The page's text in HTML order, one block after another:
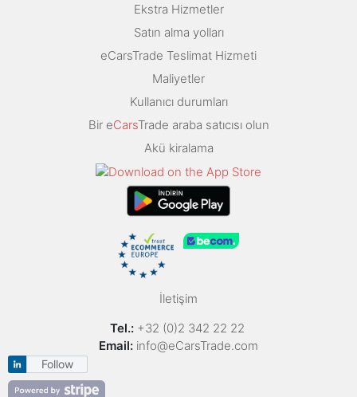
Ekstra Hizmetler
Satın alma yolları
eCarsTrade Teslimat Hizmeti
Maliyetler
Kullanıcı durumları
Bir eCarsTrade araba satıcısı olun
Akü kiralama
İletişim
Tel.: +32 (0)2 342 22 22
Email: info@eCarsTrade.com
Follow